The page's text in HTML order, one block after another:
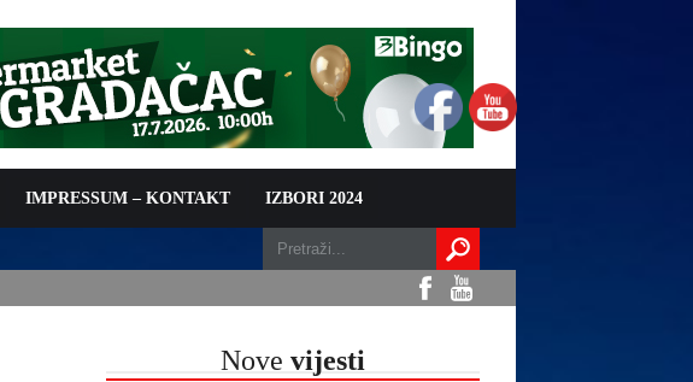
IMPRESSUM – KONTAKT IZBORI 2024
Nove vijesti